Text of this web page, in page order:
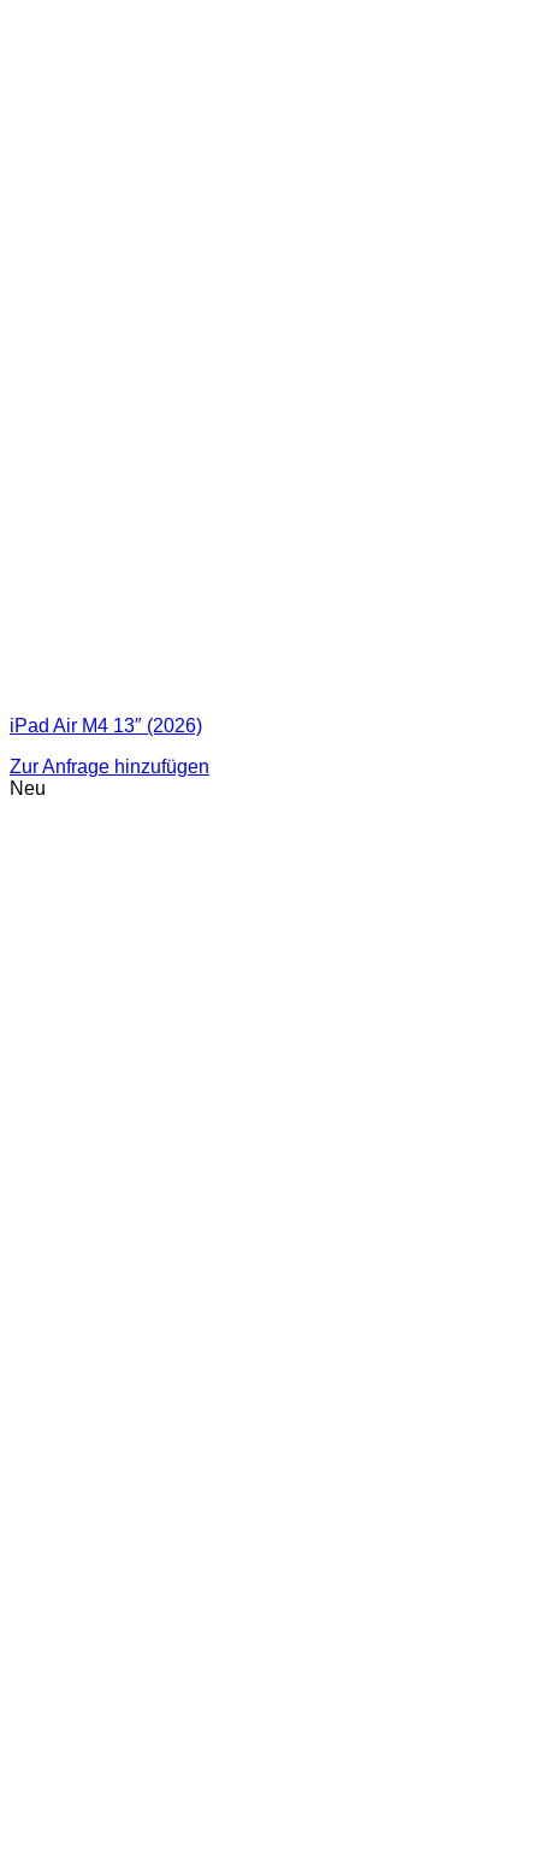
iPad Air M4 13″ (2026)
Zur Anfrage hinzufügen
Neu